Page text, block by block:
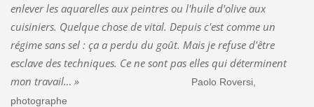
enlever les aquarelles aux peintres ou l'huile d'olive aux
cuisiniers. Quelque chose de vital. Depuis c'est comme un
régime sans sel : ça a perdu du goût. Mais je refuse d'être
esclave des techniques. Ce ne sont pas elles qui déterminent
mon travail… »
Paolo Roversi,
photographe